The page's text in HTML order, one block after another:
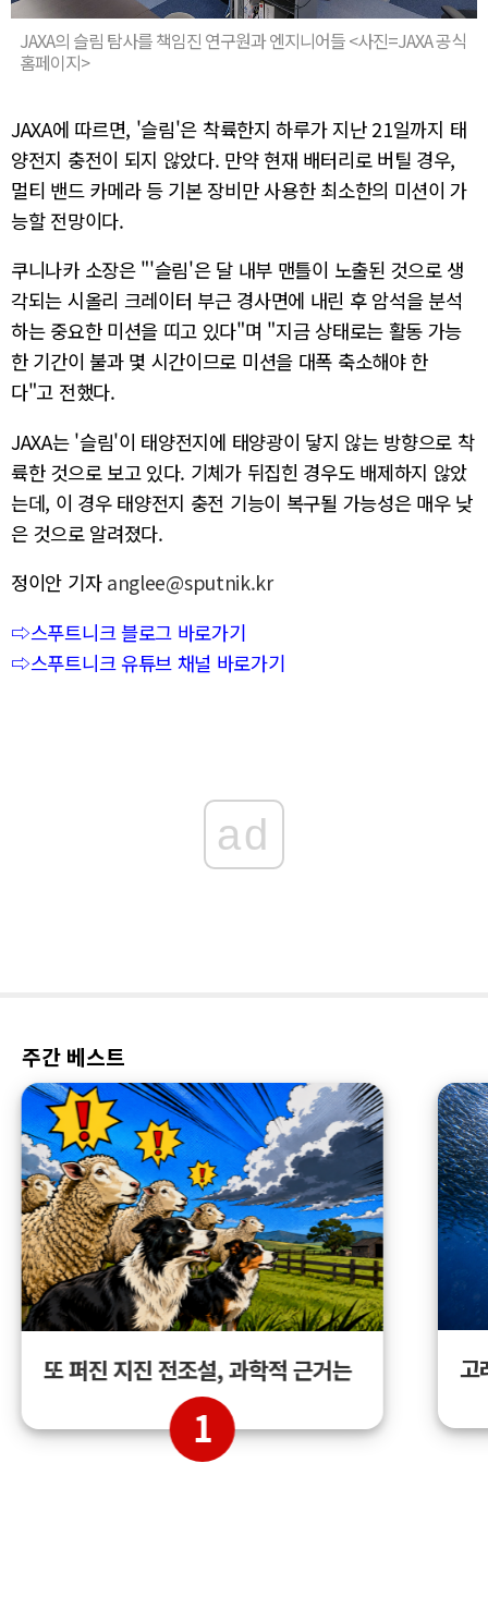
JAXA의 슬림 탐사를 책임진 연구원과 엔지니어들 <사진=JAXA 공식
홈페이지>
JAXA에 따르면, '슬림'은 착륙한지 하루가 지난 21일까지 태
양전지 충전이 되지 않았다. 만약 현재 배터리로 버틸 경우,
멀티 밴드 카메라 등 기본 장비만 사용한 최소한의 미션이 가
능할 전망이다.
쿠니나카 소장은 "'슬림'은 달 내부 맨틀이 노출된 것으로 생
각되는 시올리 크레이터 부근 경사면에 내린 후 암석을 분석
하는 중요한 미션을 띠고 있다"며 "지금 상태로는 활동 가능
한 기간이 불과 몇 시간이므로 미션을 대폭 축소해야 한
다"고 전했다.
JAXA는 '슬림'이 태양전지에 태양광이 닿지 않는 방향으로 착
륙한 것으로 보고 있다. 기체가 뒤집힌 경우도 배제하지 않았
는데, 이 경우 태양전지 충전 기능이 복구될 가능성은 매우 낮
은 것으로 알려졌다.
정이안 기자 anglee@sputnik.kr
⇨스푸트니크 블로그 바로가기
⇨스푸트니크 유튜브 채널 바로가기
ad
주간 베스트
또 퍼진 지진 전조설, 과학적 근거는
1
고